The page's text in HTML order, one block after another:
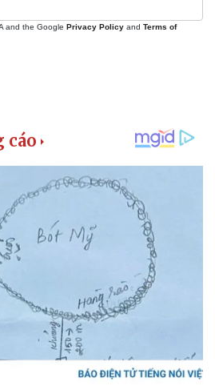
Giá vàng
Tiêu dùng
Chứng khoán
Giá cà phê
and the Google Privacy Policy and Terms of